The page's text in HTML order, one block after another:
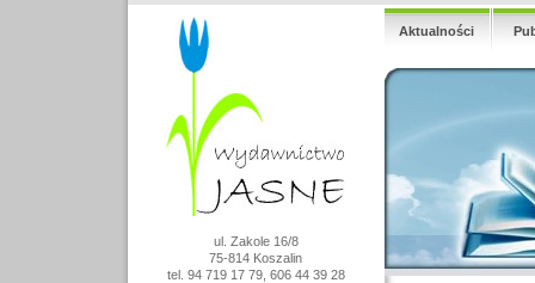
ul. Zakole 16/8
75-814 Koszalin
tel. 94 719 17 79, 606 44 39 28
Aktualności